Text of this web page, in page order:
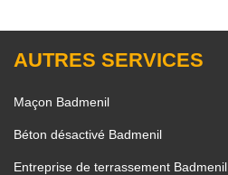
AUTRES SERVICES
Maçon Badmenil
Béton désactivé Badmenil
Entreprise de terrassement Badmenil